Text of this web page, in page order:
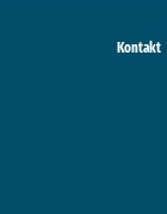
Kontakt